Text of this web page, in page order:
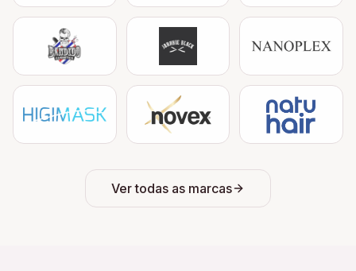
Ver todas as marcas